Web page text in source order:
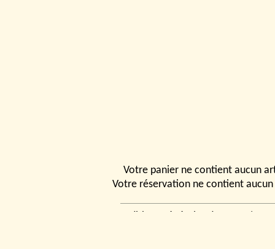
Votre panier ne contient aucun
Votre réservation ne contient